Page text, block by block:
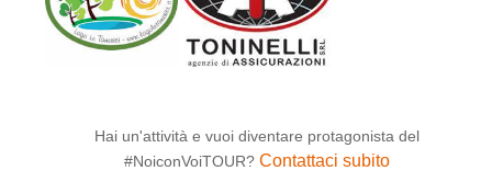
Hai un'attività e vuoi diventare protagonista del
#NoiconVoiTOUR? Contattaci subito